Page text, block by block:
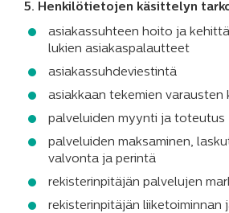
5. Henkilötietojen käsittelyn
asiakassuhteen hoito ja
lukien asiakaspalautteet
asiakassuhdeviestintä
asiakkaan tekemien varausten
palveluiden myynti ja toteutus
palveluiden maksaminen,
valvonta ja perintä
rekisterinpitäjän palvelujen
rekisterinpitäjän liiketoiminnan